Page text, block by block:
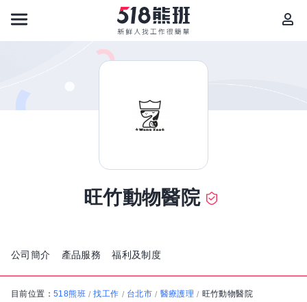
旺竹動物醫院
公司簡介 產品服務 福利及制度
目前位置： 518熊班 / 找工作 / 台北市 / 醫療護理 / 旺竹動物醫院